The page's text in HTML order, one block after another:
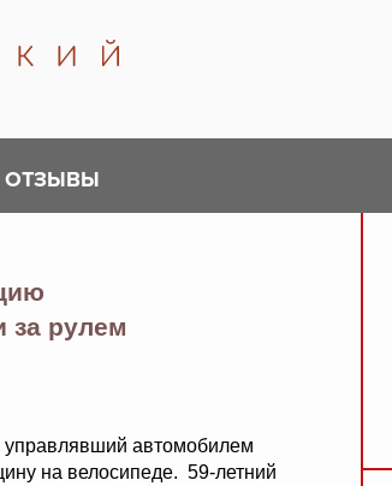
ОТЗЫВЫ
за рулем
управлявший автомобилем
на велосипеде. 59-летний